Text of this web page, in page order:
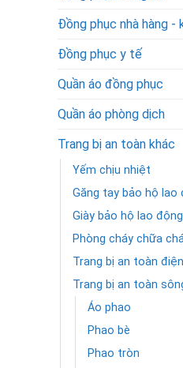
Đồng phục nhà hàng -
Đồng phục y tế
Quần áo đồng phục
Quần áo phòng dịch
Trang bị an toàn khác
Yếm chịu nhiệt
Găng tay bảo hộ lao
Giày bảo hộ lao động
Phòng cháy chữa
Trang bị an toàn điện
Trang bị an toàn
Áo phao
Phao bè
Phao tròn